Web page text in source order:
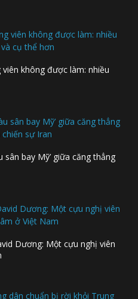
không được làm: nhiều
sân bay Mỹ’ giữa căng thẳng
Dương: Một cựu nghị viên